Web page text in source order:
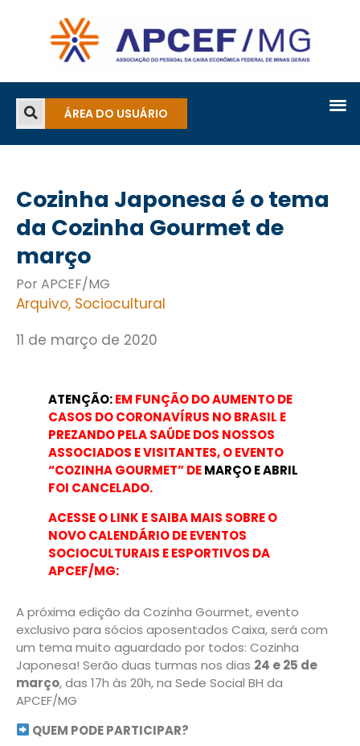
ÁREA DO USUÁRIO
Cozinha Japonesa é o tema
da Cozinha Gourmet de
março
Por APCEF/MG
Arquivo, Sociocultural
11 de março de 2020
ATENÇÃO:EM FUNÇÃO DO AUMENTO DE
CASOS DO CORONAVÍRUS NO BRASIL E
PREZANDO PELA SAÚDE DOS NOSSOS
ASSOCIADOS E VISITANTES, O EVENTO
“COZINHA GOURMET” DEMARÇO E ABRIL
FOI CANCELADO.
ACESSE O LINK E SAIBA MAIS SOBRE O
NOVO CALENDÁRIO DE EVENTOS
SOCIOCULTURAIS E ESPORTIVOS DA
APCEF/MG:
A próxima edição da Cozinha Gourmet, evento
exclusivo para sócios aposentados Caixa, será com
um tema muito aguardado por todos: Cozinha
Japonesa! Serão duas turmas nos dias 24 e 25 de
março, das 17h às 20h, na Sede Social BH da
APCEF/MG
QUEM PODE PARTICIPAR?